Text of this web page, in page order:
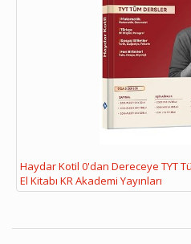
Haydar Kotil 0'dan Dereceye TYT
El Kitabı KR Akademi Yayınları